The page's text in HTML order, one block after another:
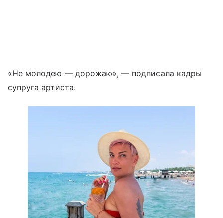
«Не молодею — дорожаю», — подписала кадры
супруга артиста.